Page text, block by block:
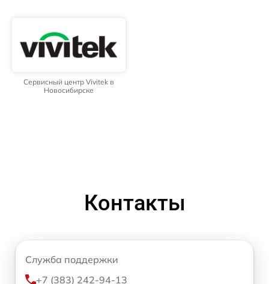
Сервисный центр Vivitek в
Новосибирске
Контакты
Служба поддержки
+7 (383) 242-94-13